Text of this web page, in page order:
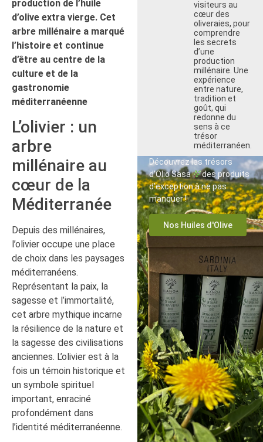
production de l’huile
d’olive extra vierge. Cet
arbre millénaire a marqué
l’histoire et continue
d’être au centre de la
culture et de la
gastronomie
méditerranéenne
L’olivier : un
arbre
millénaire au
cœur de la
Méditerranée
Depuis des millénaires,
l’olivier occupe une place
de choix dans les paysages
méditerranéens.
Représentant la paix, la
sagesse et l’immortalité,
cet arbre mythique incarne
la résilience de la nature et
la sagesse des civilisations
anciennes. L’olivier est à la
fois un témoin historique et
un symbole spirituel
important, enraciné
profondément dans
l’identité méditerranéenne.
visiteurs au
cœur des
oliveraies, pour
comprendre
les secrets
d’une
production
millénaire. Une
expérience
entre nature,
tradition et
goût, qui
redonne du
sens à ce
trésor
méditerranéen.
Découvrez les trésors
d’Olio Sasa
des produits
d’exception à ne pas
manquer !
Nos Huiles d'Olive